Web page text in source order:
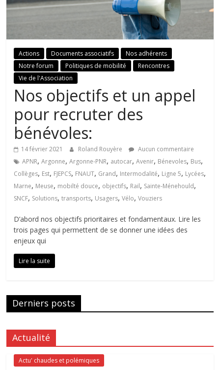
Actions Documents associatifs
Nos adhérents
Notre forum
Politiques de mobilité
Rencontres
Vie de l'Association
Nos objectifs et un appel
pour recruter des
bénévoles:
14 février 2021 Roland Rouyère
Aucun commentaire
APNR,Argonne,Argonne-PNR, autocar,Avenir, Bénevoles, Bus,
Collèges, Est, FJEPCS, FNAUT, Grand, Intermodalité, Ligne 5, Lycées,
Marne, Meuse, mobilté douce, objectifs, Rail, Sainte-Ménehould,
SNCF, Solutions,transports, Usagers,Vélo,Vouziers
D’abord nos objectifs prioritaires et fondamentaux. Lire les
trois pages qui permettent de se donner une idées des
enjeux qui
Lire la suite
Derniers posts
Actualité
Actu' chaudes et polémiques